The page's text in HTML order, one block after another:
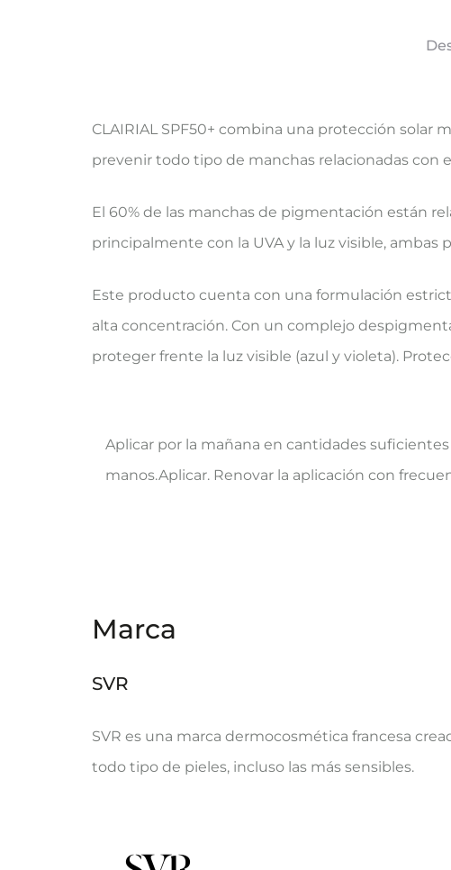
CLAIRIAL SPF50+ combina una protección
prevenir todo tipo de manchas relacionadas con
El 60% de las manchas de pigmentación están
principalmente con la UVA y la luz visible,
Este producto cuenta con una formulación
alta concentración. Con un complejo
proteger frente la luz visible (azul y violeta).
Aplicar por la mañana en cantidades
manos.Aplicar. Renovar la aplicación con
Marca
SVR
SVR es una marca dermocosmética francesa
todo tipo de pieles, incluso las más sensibles.